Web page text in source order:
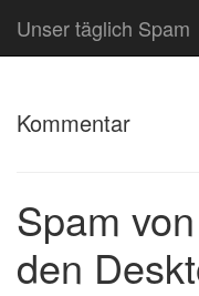
Unser täglich Spam
Kommentar
Spam
den